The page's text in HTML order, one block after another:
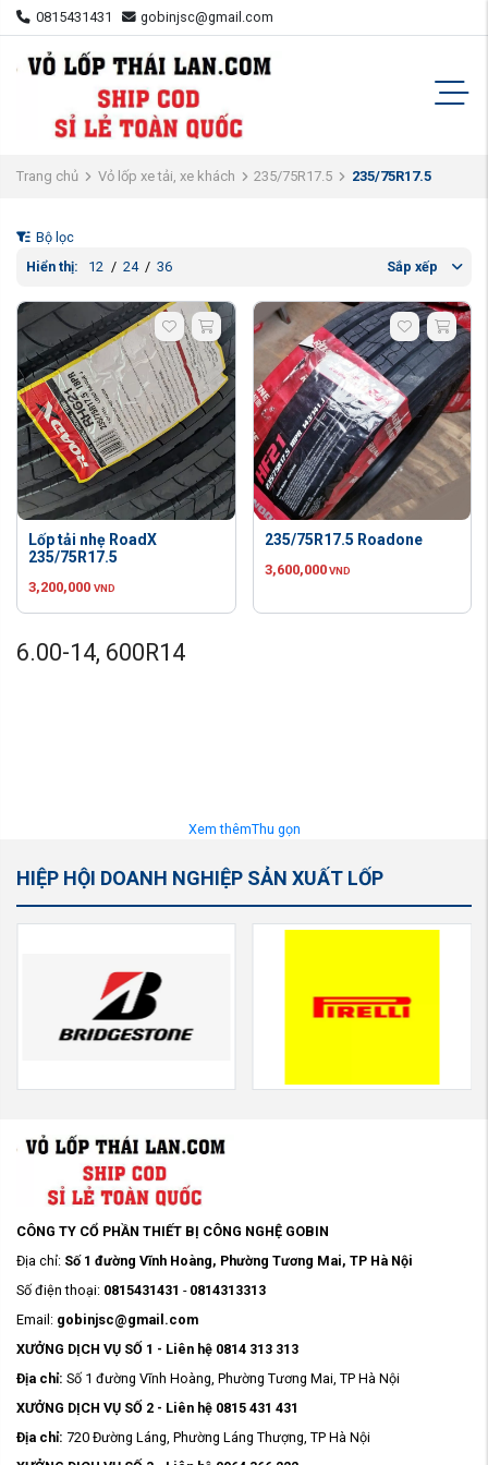
0815431431 gobinjsc@gmail.com
Trang chủ Vỏ lốp xe tải, xe khách 235/75R17.5 235/75R17.5
Bộ lọc
Hiển thị:
12 / 24 / 36 Sắp xếp
Lốp tải nhẹ RoadX
235/75R17.5
3,200,000 VND
235/75R17.5 Roadone
3,600,000 VND
6.00-14, 600R14
Xem thêmThu gọn
HIỆP HỘI DOANH NGHIỆP SẢN XUẤT LỐP
CÔNG TY CỔ PHẦN THIẾT BỊ CÔNG NGHỆ GOBIN
Địa chỉ: Số 1 đường Vĩnh Hoàng, Phường Tương Mai, TP Hà Nội
Số điện thoại: 0815431431 - 0814313313
Email: gobinjsc@gmail.com
XƯỞNG DỊCH VỤ SỐ 1 - Liên hệ 0814 313 313
Địa chỉ: Số 1 đường Vĩnh Hoàng, Phường Tương Mai, TP Hà Nội
XƯỞNG DỊCH VỤ SỐ 2 - Liên hệ 0815 431 431
Địa chỉ: 720 Đường Láng, Phường Láng Thượng, TP Hà Nội